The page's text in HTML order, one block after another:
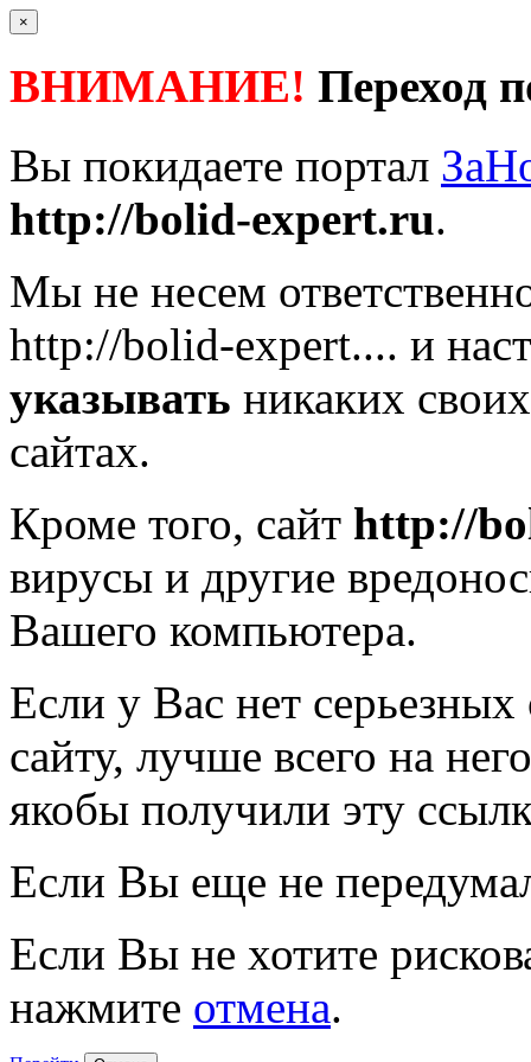
×
ВНИМАНИЕ! Переход
Вы покидаете портал
http://bolid-expert.ru.
Мы не несем
http://bolid-expert.... и
указывать никаких
сайтах.
Кроме того, сайт http://
вирусы и другие
Вашего компьютера.
Если у Вас нет
сайту, лучше всего на
якобы получили эту
Если Вы еще не
Если Вы не хотите
нажмите отмена.